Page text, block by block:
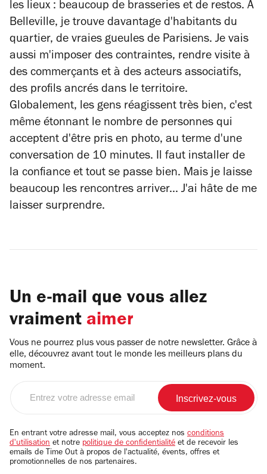
les lieux : beaucoup de brasseries et de restos. A
Belleville, je trouve davantage d'habitants du
quartier, de vraies gueules de Parisiens. Je vais
aussi m'imposer des contraintes, rendre visite à
des commerçants et à des acteurs associatifs,
des profils ancrés dans le territoire.
Globalement, les gens réagissent très bien, c'est
même étonnant le nombre de personnes qui
acceptent d'être pris en photo, au terme d'une
conversation de 10 minutes. Il faut installer de
la confiance et tout se passe bien. Mais je laisse
beaucoup les rencontres arriver... J'ai hâte de me
laisser surprendre.
Un e-mail que vous allez
vraiment aimer
Vous ne pourrez plus vous passer de notre newsletter. Grâce à
elle, découvrez avant tout le monde les meilleurs plans du
moment.
email
En entrant votre adresse mail, vous acceptez nos conditions
d'utilisation et notre politique de confidentialité et de recevoir les
emails de Time Out à propos de l'actualité, évents, offres et
promotionnelles de nos partenaires.